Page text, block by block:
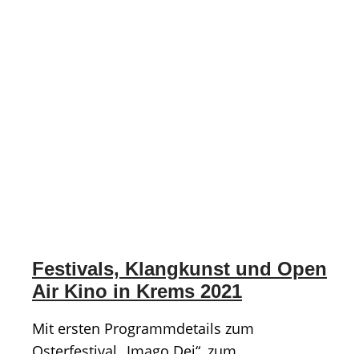
Festivals, Klangkunst und Open
Air Kino in Krems 2021
Mit ersten Programmdetails zum